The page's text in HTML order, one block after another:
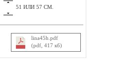
51 ИЛИ 57 СМ.
lina45h.pdf
(pdf, 417 кб)